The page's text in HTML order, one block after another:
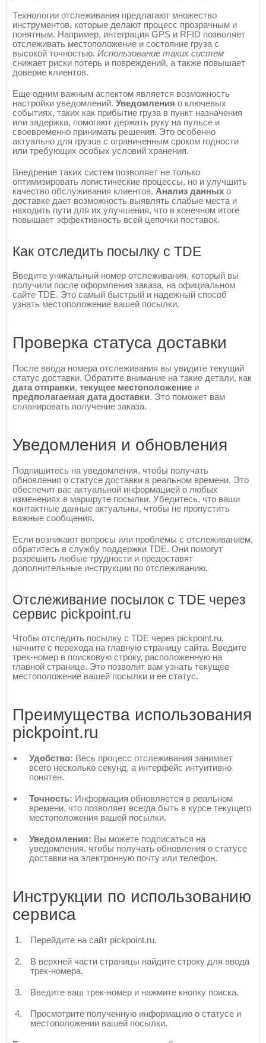
Технологии отслеживания предлагают множество
инструментов, которые делают процесс прозрачным и
понятным. Например, интеграция GPS и RFID позволяет
отслеживать местоположение и состояние груза с
высокой точностью. Использование таких систем
снижает риски потерь и повреждений, а также повышает
доверие клиентов.
Еще одним важным аспектом является возможность
настройки уведомлений. Уведомления о ключевых
событиях, таких как прибытие груза в пункт назначения
или задержка, помогают держать руку на пульсе и
своевременно принимать решения. Это особенно
актуально для грузов с ограниченным сроком годности
или требующих особых условий хранения.
Внедрение таких систем позволяет не только
оптимизировать логистические процессы, но и улучшить
качество обслуживания клиентов. Анализ данных о
доставке дает возможность выявлять слабые места и
находить пути для их улучшения, что в конечном итоге
повышает эффективность всей цепочки поставок.
Как отследить посылку с TDE
Введите уникальный номер отслеживания, который вы
получили после оформления заказа, на официальном
сайте TDE. Это самый быстрый и надежный способ
узнать местоположение вашей посылки.
Проверка статуса доставки
После ввода номера отслеживания вы увидите текущий
статус доставки. Обратите внимание на такие детали, как
дата отправки, текущее местоположение и
предполагаемая дата доставки. Это поможет вам
спланировать получение заказа.
Уведомления и обновления
Подпишитесь на уведомления, чтобы получать
обновления о статусе доставки в реальном времени. Это
обеспечит вас актуальной информацией о любых
изменениях в маршруте посылки. Убедитесь, что ваши
контактные данные актуальны, чтобы не пропустить
важные сообщения.
Если возникают вопросы или проблемы с отслеживанием,
обратитесь в службу поддержки TDE. Они помогут
разрешить любые трудности и предоставят
дополнительные инструкции по отслеживанию.
Отслеживание посылок с TDE через
сервис pickpoint.ru
Чтобы отследить посылку с TDE через pickpoint.ru,
начните с перехода на главную страницу сайта. Введите
трек-номер в поисковую строку, расположенную на
главной странице. Это позволит вам узнать текущее
местоположение вашей посылки и ее статус.
Преимущества использования
pickpoint.ru
Удобство: Весь процесс отслеживания занимает
всего несколько секунд, а интерфейс интуитивно
понятен.
Точность: Информация обновляется в реальном
времени, что позволяет всегда быть в курсе текущего
местоположения вашей посылки.
Уведомления: Вы можете подписаться на
уведомления, чтобы получать обновления о статусе
доставки на электронную почту или телефон.
Инструкции по использованию
сервиса
Перейдите на сайт pickpoint.ru.
В верхней части страницы найдите строку для ввода
трек-номера.
Введите ваш трек-номер и нажмите кнопку поиска.
Просмотрите полученную информацию о статусе и
местоположении вашей посылки.